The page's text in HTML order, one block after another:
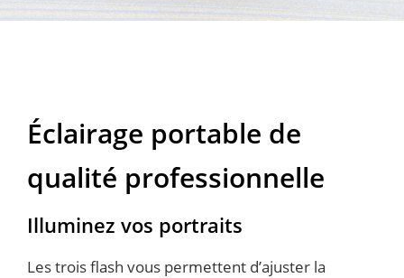
Les trois flash vous permettent d’ajuster la
Illuminez vos portraits
Éclairage portable de
qualité professionnelle